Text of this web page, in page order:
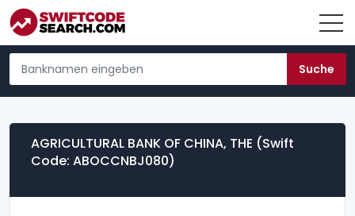
AGRICULTURAL BANK OF CHINA, THE (Swift
Code: ABOCCNBJ080)